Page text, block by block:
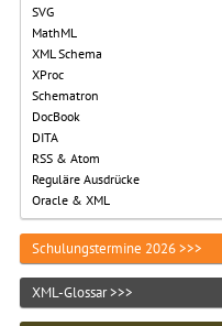
SVG
MathML
XML Schema
XProc
Schematron
DocBook
DITA
RSS & Atom
Reguläre Ausdrücke
Oracle & XML
Schulungstermine 2026 >>>
XML-Glossar >>>